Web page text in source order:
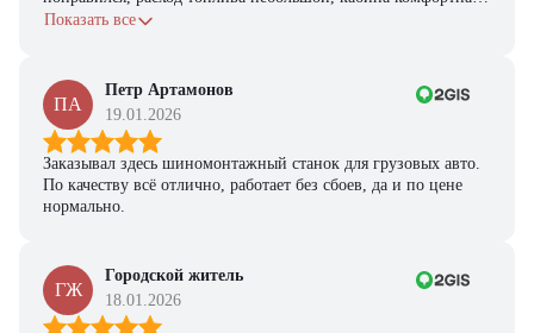
с задачами справляется.
Показать все
ПА
Петр Артамонов
19.01.2026
Заказывал здесь шиномонтажный станок для грузовых авто.
По качеству всё отлично, работает без сбоев, да и по цене
нормально.
ГЖ
Городской житель
18.01.2026